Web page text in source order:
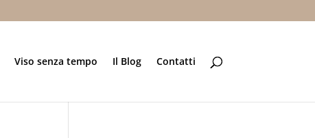
Viso senza tempo Il Blog Contatti